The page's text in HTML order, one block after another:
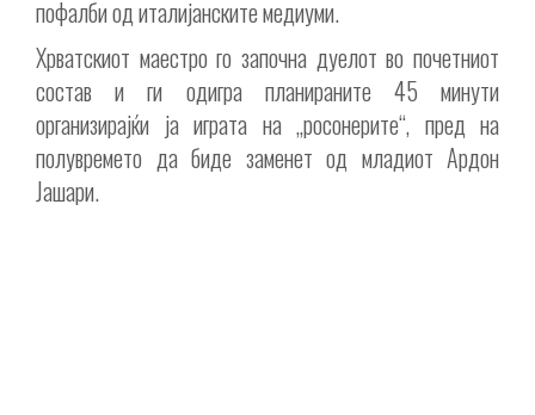
пофалби од италијанските медиуми.
Хрватскиот маестро го започна дуелот во почетниот
состав и ги одигра планираните 45 минути
организирајќи ја играта на „росонерите“, пред на
полувремето да биде заменет од младиот Ардон
Јашари.